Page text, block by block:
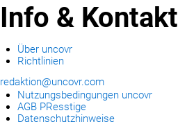
Info & Kontakt
Über uncovr
Richtlinien
redaktion@uncovr.com
Nutzungsbedingungen uncovr
AGB PResstige
Datenschutzhinweise